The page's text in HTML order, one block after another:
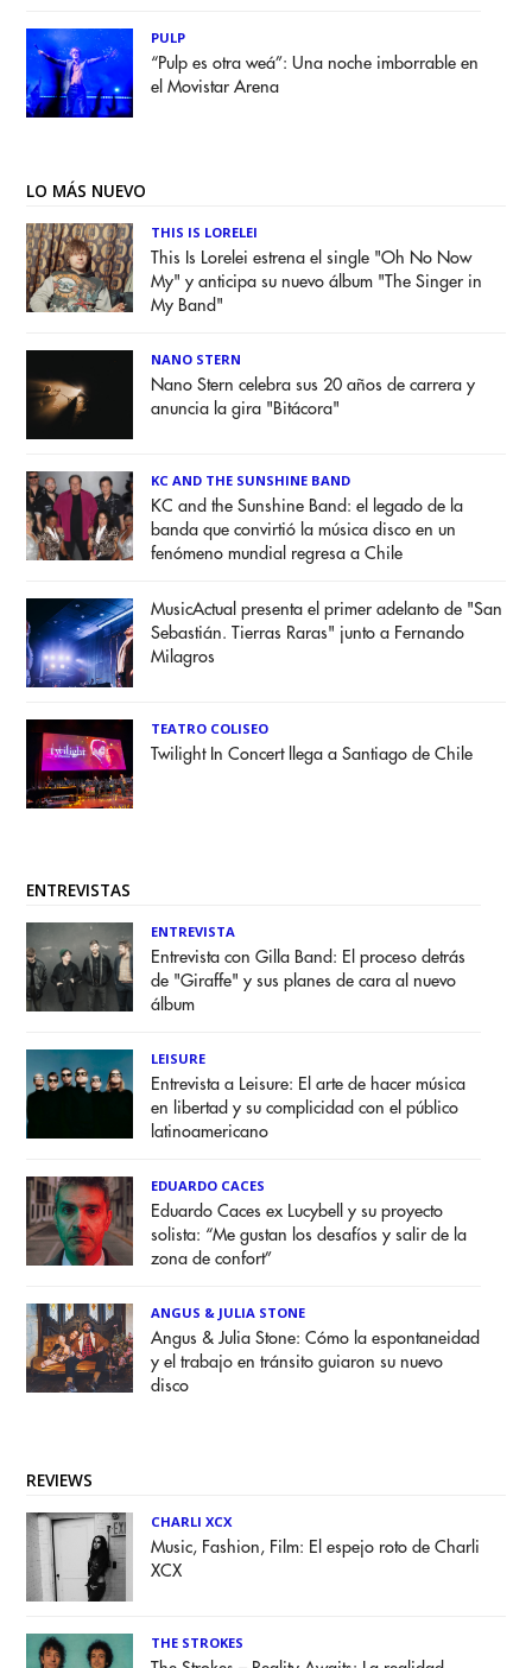
PULP
“Pulp es otra weá”: Una noche imborrable en
el Movistar Arena
LO MÁS NUEVO
THIS IS LORELEI
This Is Lorelei estrena el single "Oh No Now
My" y anticipa su nuevo álbum "The Singer in
My Band"
NANO STERN
Nano Stern celebra sus 20 años de carrera y
anuncia la gira "Bitácora"
KC AND THE SUNSHINE BAND
KC and the Sunshine Band: el legado de la
banda que convirtió la música disco en un
fenómeno mundial regresa a Chile
MusicActual presenta el primer adelanto de "San
Sebastián. Tierras Raras" junto a Fernando
Milagros
TEATRO COLISEO
Twilight In Concert llega a Santiago de Chile
ENTREVISTAS
ENTREVISTA
Entrevista con Gilla Band: El proceso detrás
de "Giraffe" y sus planes de cara al nuevo
álbum
LEISURE
Entrevista a Leisure: El arte de hacer música
en libertad y su complicidad con el público
latinoamericano
EDUARDO CACES
Eduardo Caces ex Lucybell y su proyecto
solista: “Me gustan los desafíos y salir de la
zona de confort”
ANGUS & JULIA STONE
Angus & Julia Stone: Cómo la espontaneidad
y el trabajo en tránsito guiaron su nuevo
disco
REVIEWS
CHARLI XCX
Music, Fashion, Film: El espejo roto de Charli
XCX
THE STROKES